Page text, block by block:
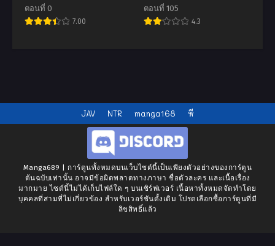
ตอนที่ 0
7.00
ตอนที่ 105
4.3
JAV NTR manga168 หี
Manga689 | การ์ตูนทั้งหมดบนเว็บไซต์นี้เป็นเพียงตัวอย่างของการ์ตูน
ต้นฉบับเท่านั้น อาจมีข้อผิดพลาดทางภาษา ชื่อตัวละคร และเนื้อเรื่อง
มากมาย ไซต์นี้ไม่ได้เก็บไฟล์ใด ๆ บนเซิร์ฟเวอร์ เนื้อหาทั้งหมดจัดทำโดย
บุคคลที่สามที่ไม่เกี่ยวข้อง สำหรับเวอร์ชันดั้งเดิม โปรดเลือกซื้อการ์ตูนที่มี
ลิขสิทธิ์แล้ว